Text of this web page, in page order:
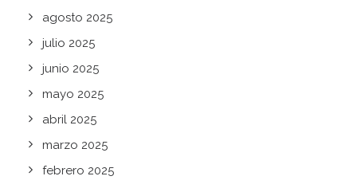
agosto 2025
julio 2025
junio 2025
mayo 2025
abril 2025
marzo 2025
febrero 2025